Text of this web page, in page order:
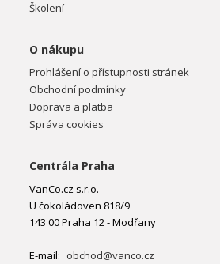
Školení
O nákupu
Prohlášení o přístupnosti stránek
Obchodní podmínky
Doprava a platba
Správa cookies
Centrála Praha
VanCo.cz s.r.o.
U čokoládoven 818/9
143 00 Praha 12 - Modřany
E-mail: obchod@vanco.cz